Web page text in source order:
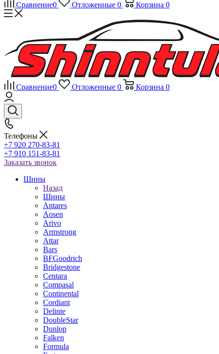
Сравнение0 Отложенные 0 Корзина 0
Сравнение0 Отложенные 0 Корзина 0
Телефоны
+7 920 270-83-81
+7 910 151-83-81
Заказать звонок
Шины
Назад
Шины
Antares
Aosen
Arivo
Armstrong
Attar
Bars
BFGoodrich
Bridgestone
Centara
Compasal
Continental
Cordiant
Delinte
DoubleStar
Dunlop
Falken
Formula